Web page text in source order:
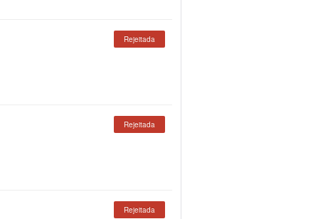
Rejeitada
Rejeitada
Rejeitada